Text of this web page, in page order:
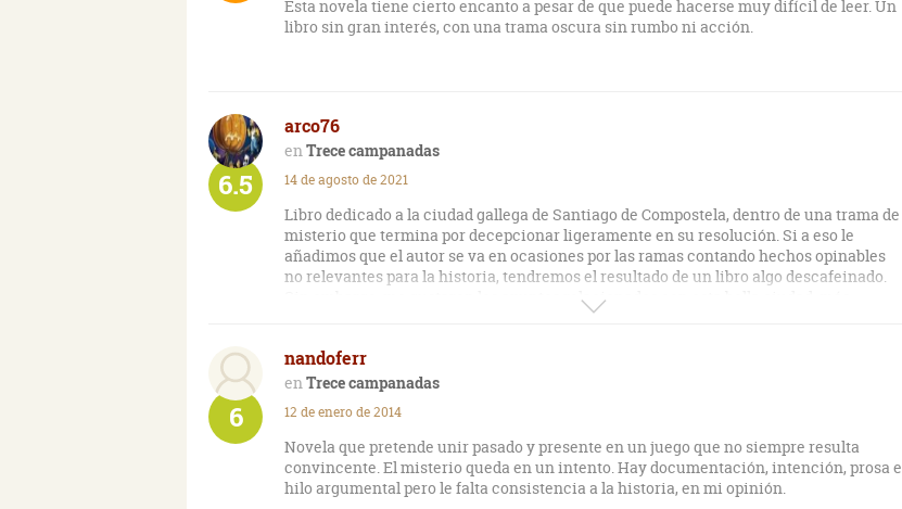
Esta novela tiene cierto encanto a pesar de que puede hacerse muy difícil de leer. Un
libro sin gran interés, con una trama oscura sin rumbo ni acción.
arco76
Trece campanadas
6.5 14 de agosto de 2021
Libro dedicado a la ciudad gallega de Santiago de Compostela, dentro de una trama de
misterio que termina por decepcionar ligeramente en su resolución. Si a eso le
añadimos que el autor se va en ocasiones por las ramas contando hechos opinables
no relevantes para la historia, tendremos el resultado de un libro algo descafeinado.
Sin embargo, me gustaron los apuntes relacionados con esta bella ciudad, más
interesantes que el mismo argumento del libro.
nandoferr
Trece campanadas
6 12 de enero de 2014
Novela que pretende unir pasado y presente en un juego que no siempre resulta
convincente. El misterio queda en un intento. Hay documentación, intención, prosa e
hilo argumental pero le falta consistencia a la historia, en mi opinión.